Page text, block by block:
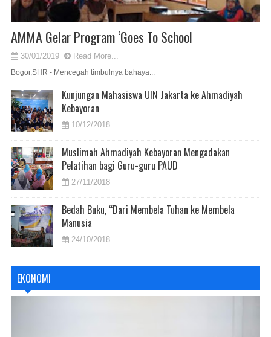
AMMA Gelar Program ‘Goes To School
30/01/2019 Read More...
Bogor,SHR - Mencegah timbulnya bahaya...
Kunjungan Mahasiswa UIN Jakarta ke Ahmadiyah
Kebayoran
10/12/2018
Muslimah Ahmadiyah Kebayoran Mengadakan
Pelatihan bagi Guru-guru PAUD
27/11/2018
Bedah Buku, “Dari Membela Tuhan ke Membela
Manusia
24/10/2018
EKONOMI